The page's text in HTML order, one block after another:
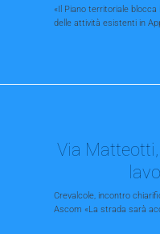
«Il Piano territoriale
delle attività esistenti in
Via
Crevalcole, incontro
Ascom «La strada sarà